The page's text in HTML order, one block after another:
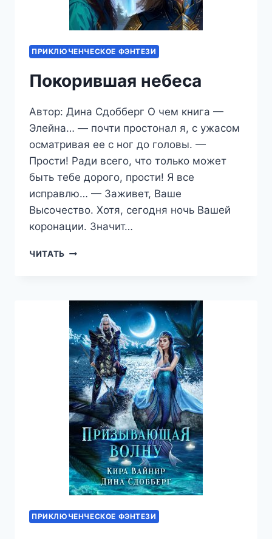
ПРИКЛЮЧЕНЧЕСКОЕ ФЭНТЕЗИ
Покорившая небеса
Автор: Дина Сдобберг О чем книга —
Элейна… — почти простонал я, с ужасом
осматривая ее с ног до головы. —
Прости! Ради всего, что только может
быть тебе дорого, прости! Я все
исправлю… — Заживет, Ваше
Высочество. Хотя, сегодня ночь Вашей
коронации. Значит…
ЧИТАТЬ ПОКОРИВШАЯ
ПРИКЛЮЧЕНЧЕСКОЕ ФЭНТЕЗИ